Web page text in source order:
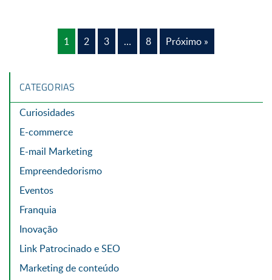
1 2 3 … 8 Próximo »
CATEGORIAS
Curiosidades
E-commerce
E-mail Marketing
Empreendedorismo
Eventos
Franquia
Inovação
Link Patrocinado e SEO
Marketing de conteúdo